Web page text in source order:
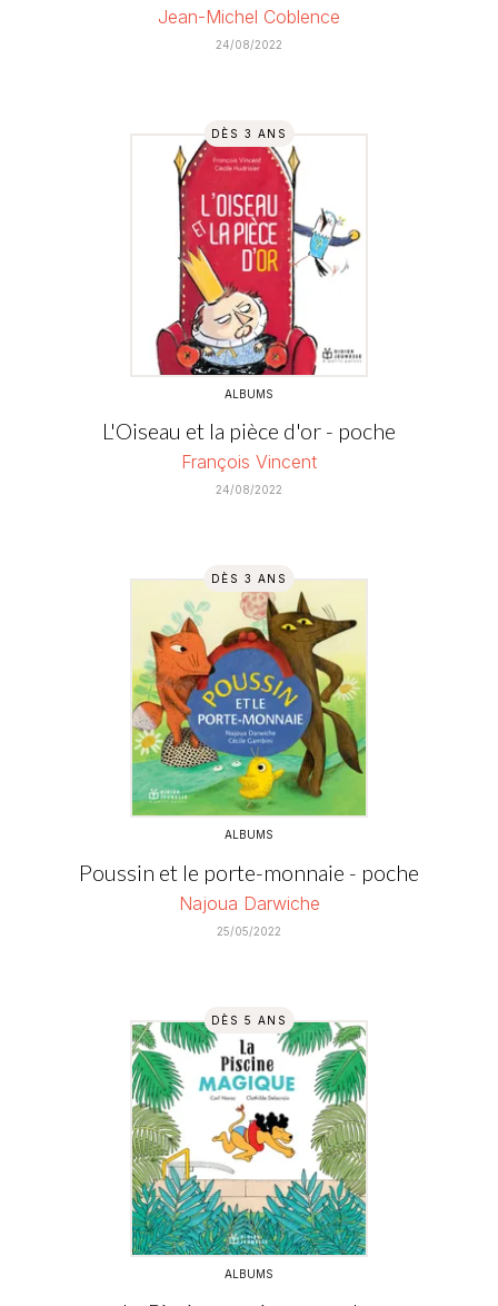
Jean-Michel Coblence
24/08/2022
DÈS 3 ANS
ALBUMS
L'Oiseau et la pièce d'or - poche
François Vincent
24/08/2022
DÈS 3 ANS
ALBUMS
Poussin et le porte-monnaie - poche
Najoua Darwiche
25/05/2022
DÈS 5 ANS
ALBUMS